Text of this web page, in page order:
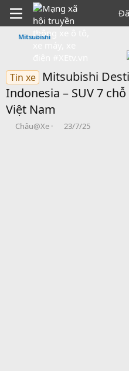
Mitsubishi
Tin xe
Mitsubishi
Indonesia – SUV 7
Việt Nam
B
Châu@Xe
N
23/7/25